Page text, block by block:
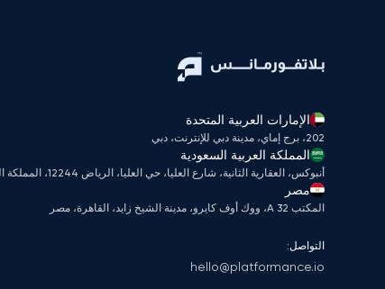
الإمارات العربية المتحدة
202، برج إماي، مدينة دبي للإنترنت، دبي
المملكة العربية السعودية
أنبوكس، العقارية الثانية، شارع العليا، حي العليا، الرياض 12244، المملكة العربية السعودية
مصر
المكتب A 32، ووك أوف كايرو، مدينة الشيخ زايد، القاهرة، مصر
التواصل:
hello@platformance.io